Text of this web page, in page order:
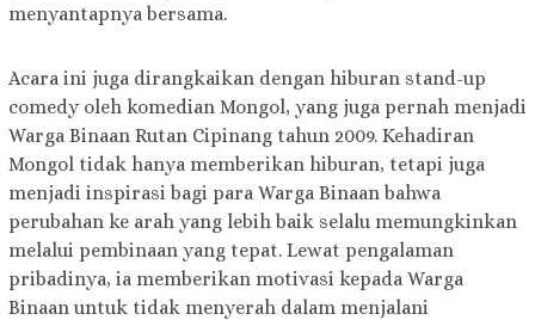
menyantapnya bersama.
Acara ini juga dirangkaikan dengan hiburan stand-up
comedy oleh komedian Mongol, yang juga pernah menjadi
Warga Binaan Rutan Cipinang tahun 2009. Kehadiran
Mongol tidak hanya memberikan hiburan, tetapi juga
menjadi inspirasi bagi para Warga Binaan bahwa
perubahan ke arah yang lebih baik selalu memungkinkan
melalui pembinaan yang tepat. Lewat pengalaman
pribadinya, ia memberikan motivasi kepada Warga
Binaan untuk tidak menyerah dalam menjalani